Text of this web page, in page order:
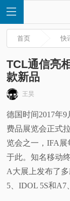
首
页
快
讯
首页 快
TCL通信亮
款新品
王昊
德国时间2017年9
费品展览会正式
览会之一，IFA
于此。知名移动
A大展上发布了
5、IDOL 5S和A7